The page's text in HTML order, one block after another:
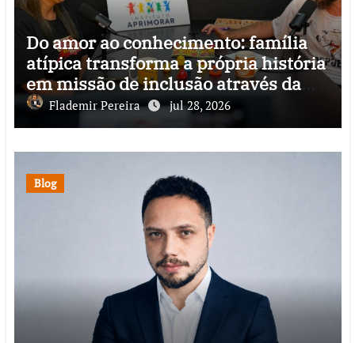
Do amor ao conhecimento: família
atípica transforma a própria história
em missão de inclusão através da
psicopedagogia, podcast e arte nas
ruas
Flademir Pereira jul 28, 2026
Blog